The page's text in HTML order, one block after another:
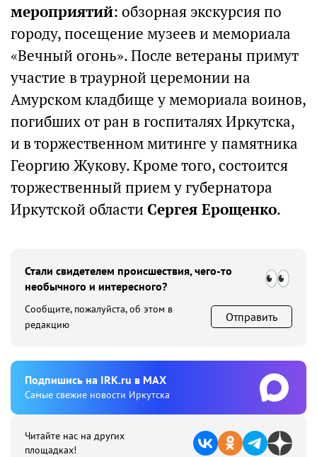
мероприятий: обзорная экскурсия по
городу, посещение музеев и мемориала
«Вечный огонь». После ветераны примут
участие в траурной церемонии на
Амурском кладбище у мемориала воинов,
погибших от ран в госпиталях Иркутска,
и в торжественном митинге у памятника
Георгию Жукову. Кроме того, состоится
торжественный прием у губернатора
Иркутской области Сергея Ерощенко.
Стали свидетелем происшествия, чего-то
необычного и интересного?
Сообщите, пожалуйста, об этом в
редакцию
Отправить
Подпишиcь на IRK.ru в MAX
Cамые свежие новости Иркутска
Читайте нас на других
площадках!